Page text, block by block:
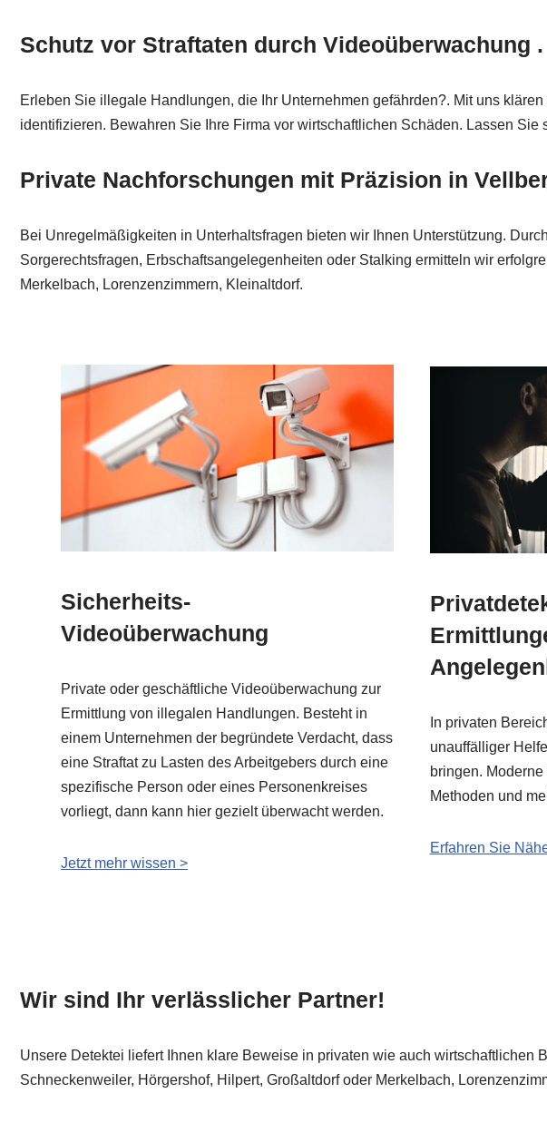
Schutz vor Straftaten durch Videoüberwachung .
Erleben Sie illegale Handlungen, die Ihr Unternehmen gefährden?. Mit uns
identifizieren. Bewahren Sie Ihre Firma vor wirtschaftlichen Schäden. Lassen
Private Nachforschungen mit Präzision in
Bei Unregelmäßigkeiten in Unterhaltsfragen bieten wir Ihnen Unterstützung.
Sorgerechtsfragen, Erbschaftsangelegenheiten oder Stalking ermitteln wir
Merkelbach, Lorenzenzimmern, Kleinaltdorf.
Sicherheits-
Videoüberwachung
Private oder geschäftliche Videoüberwachung zur
Ermittlung von illegalen Handlungen. Besteht in
einem Unternehmen der begründete Verdacht, dass
eine Straftat zu Lasten des Arbeitgebers durch eine
spezifische Person oder eines Personenkreises
vorliegt, dann kann hier gezielt überwacht werden.
Jetzt mehr wissen >
In privaten
unauffälliger
bringen.
Methoden und
Erfahren Sie
Wir sind Ihr verlässlicher Partner!
Unsere Detektei liefert Ihnen klare Beweise in privaten wie auch
Schneckenweiler, Hörgershof, Hilpert, Großaltdorf oder Merkelbach,